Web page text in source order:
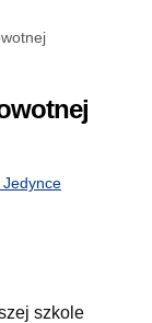
Jedynce
szkole